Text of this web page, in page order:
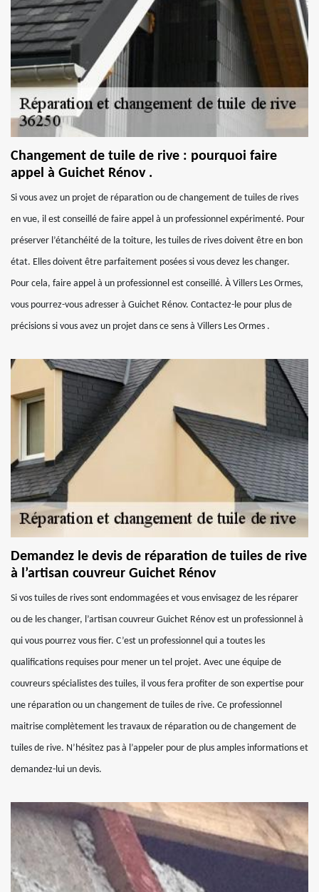
Changement de tuile de rive : pourquoi faire
appel à Guichet Rénov .
Si vous avez un projet de réparation ou de changement de tuiles de rives
en vue, il est conseillé de faire appel à un professionnel expérimenté. Pour
préserver l’étanchéité de la toiture, les tuiles de rives doivent être en bon
état. Elles doivent être parfaitement posées si vous devez les changer.
Pour cela, faire appel à un professionnel est conseillé. À Villers Les Ormes,
vous pourrez-vous adresser à Guichet Rénov. Contactez-le pour plus de
précisions si vous avez un projet dans ce sens à Villers Les Ormes .
Demandez le devis de réparation de tuiles de rive
à l’artisan couvreur Guichet Rénov
Si vos tuiles de rives sont endommagées et vous envisagez de les réparer
ou de les changer, l’artisan couvreur Guichet Rénov est un professionnel à
qui vous pourrez vous fier. C’est un professionnel qui a toutes les
qualifications requises pour mener un tel projet. Avec une équipe de
couvreurs spécialistes des tuiles, il vous fera profiter de son expertise pour
une réparation ou un changement de tuiles de rive. Ce professionnel
maitrise complètement les travaux de réparation ou de changement de
tuiles de rive. N’hésitez pas à l’appeler pour de plus amples informations et
demandez-lui un devis.